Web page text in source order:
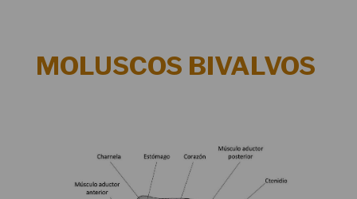
MOLUSCOS BIVALVOS